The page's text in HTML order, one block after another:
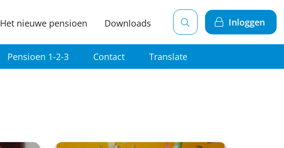
Het nieuwe pensioen Downloads Inloggen
Pensioen 1-2-3 Contact Translate